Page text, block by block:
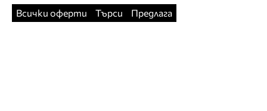
Всички оферти
Търси Предлага